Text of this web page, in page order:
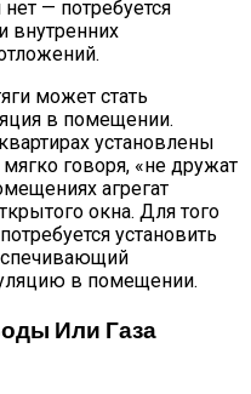
— потребуется
внутренних
может стать
в помещении.
установлены
говоря, «не дружат
агрегат
окна. Для того
установить
в помещении.
Или Газа